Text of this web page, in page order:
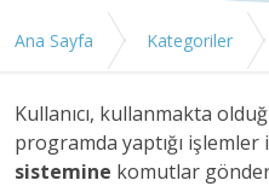
Ana Sayfa Kategoriler
Kullanıcı, kullanmakta
programda yaptığı işlemler
sistemine komutlar